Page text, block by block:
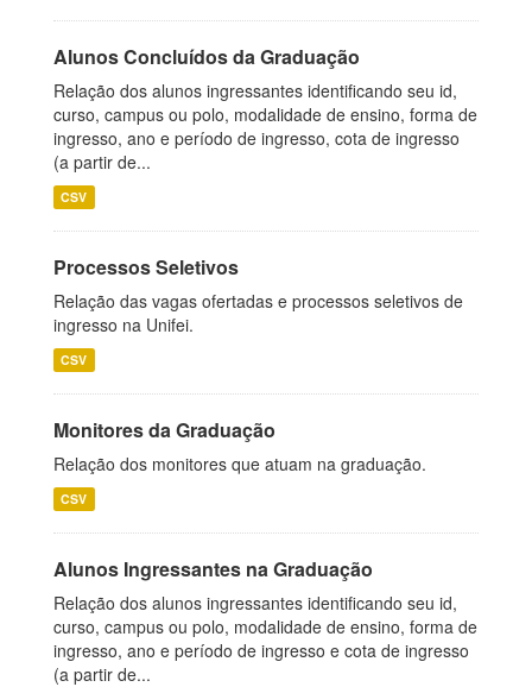
Alunos Concluídos da Graduação
Relação dos alunos ingressantes identificando seu id,
curso, campus ou polo, modalidade de ensino, forma de
ingresso, ano e período de ingresso, cota de ingresso
(a partir de...
CSV
Processos Seletivos
Relação das vagas ofertadas e processos seletivos de
ingresso na Unifei.
CSV
Monitores da Graduação
Relação dos monitores que atuam na graduação.
CSV
Alunos Ingressantes na Graduação
Relação dos alunos ingressantes identificando seu id,
curso, campus ou polo, modalidade de ensino, forma de
ingresso, ano e período de ingresso e cota de ingresso
(a partir de...